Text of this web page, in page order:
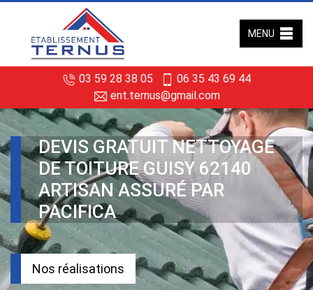
03 59 28 38 05
06 35 43 69 44
ent.ternus@gmail.com
MENU
DEVIS GRATUIT NETTOYAGE
DE TOITURE GUISY 62140
ARTISAN ASSURÉ PAR
PACIFICA
Nos réalisations